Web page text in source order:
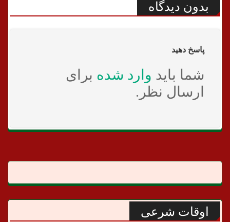
بدون دیدگاه
پاسخ دهید
شما باید وارد شده برای
ارسال نظر.
اوقات شرعی